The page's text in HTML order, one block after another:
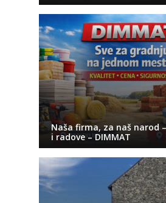
Naša firma, za naš narod
i radove – DIMMAT